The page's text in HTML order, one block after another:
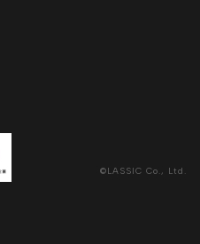
©LASSIC Co., Ltd.